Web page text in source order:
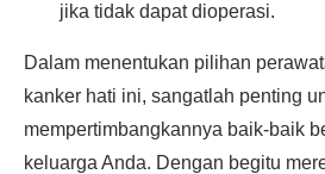
jika tidak dapat dioperasi.
Dalam menentukan pilihan
kanker hati ini, sangatlah penting
mempertimbangkannya baik-baik
keluarga Anda. Dengan begitu